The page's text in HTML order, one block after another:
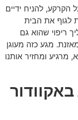
להניח ידיים
לגוף את הבית
ריפוי שהוא גם
מגע כזה מעוגן
ומחזיר אותנו